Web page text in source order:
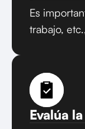
Es
trabajo,
Evalúa